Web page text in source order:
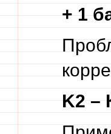
+ 1
K2 –